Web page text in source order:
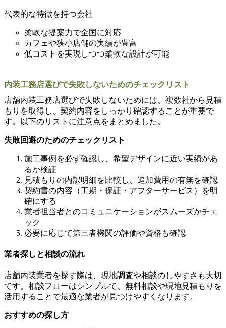
代表的な特徴を持つ会社
柔軟な提案力で全国に対応
カフェや狭小店舗の実績が豊富
低コストを実現しつつ柔軟な設計が可能
内装工務店選びで失敗しないためのチェックリスト
店舗内装工務店選びで失敗しないためには、複数社から見積
もりを取得し、契約内容をしっかり確認することが重要で
す。以下のリストに注意点をまとめました。
失敗回避のためのチェックリスト
施工事例を必ず確認し、希望デザインに近い実績があ
るか検証
見積もりの内訳明細を比較し、追加費用の有無を確認
契約書の内容（工期・保証・アフターサービス）を明
確にする
業者担当者とのコミュニケーションがスムーズかチェ
ック
必要に応じて第三者機関の評価や資格も確認
業者探しと相談の流れ
店舗内装業者を探す際は、現地調査や相談のしやすさも大切
です。相談フローはシンプルで、無料相談や現地見積もりを
活用することで最適な業者が見つけやすくなります。
おすすめの探し方